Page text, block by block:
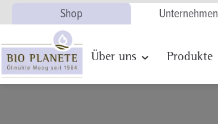
Hauptnavigation springen
Shop Unternehmen
Über uns Produkte